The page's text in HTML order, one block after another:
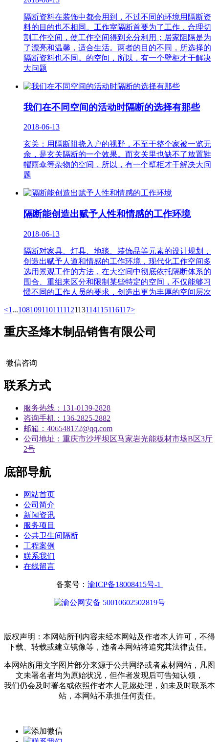
隔断资料在装饰中都会用到，不过不同的环境用隔断资
料的目的也不相同。工作室隔断首要为了工作，合理切
割工作空间，使工作空间得到充分利用；居家阻隔是为
了漂亮和温馨，适合生活。两者的目的不同，所选择的
隔断资料也不同。的空间，所以，有一个壁柜才干解决
大问题
我们在不同空间的活动时隔断的选择有那些
2018-06-13
玄关：用隔断阻挠入户的视野，不至于整个家被一览无
余，是玄关隔断的一个效果。而玄关里也缺不了放置鞋
帽雨伞等杂物的空间，所以，有一个壁柜才干解决大问
题
隔断能创造出赋予人性和情感的工作环境
2018-06-13
隔断对家具、灯具、地毯、装饰品等元素的设计规划，
创造出赋予人道和情感的工作环境，现代化工作空间多
选用景观工作的方法，在大空间中彻底依托隔断体系的
围合、重组来区分和限制某些特定的空间，不仅能够习
惯不同的工作人员的要求，创造出更为丰厚的空间层次
<1 ...108109110111112113114115116117>
重庆圣烽木制品销售有限公司
微信咨询
联系方式
服务热线：131-0139-2828
咨询手机：136-2825-2882
邮箱：406548172@qq.com
公司地址：重庆市沙坪坝区马家岩光能板材市场B区3厅
2号
底部导航
网站首页
公司简介
新闻资讯
服务项目
公共卫生间隔断
工程案例
联系我们
在线留言
备案号： 渝ICP备18008415号-1
渝公网安备 50010602502819号
版权声明：本网站所刊内容未经本网站及作者本人许可，不得
下载、转载或建立镜像等，违者本网站将追究其法律责任。
本网站所用文字图片部分来源于公共网络或者素材网站，凡图
文未署名者均为原始状况，但作者发现后可告知认领，
我们仍会及时署名或依照作者本人意愿处理，如未及时联系本
站，本网站不承担任何责任。
添加微信